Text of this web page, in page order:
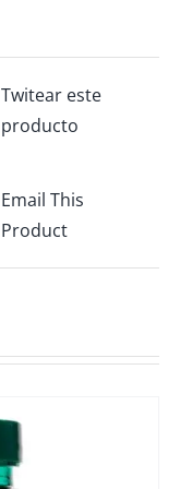
Twitear este
producto
Email This
Product